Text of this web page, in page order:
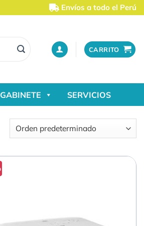
Envíos a todo el Perú
CARRITO
GABINETE SERVICIOS